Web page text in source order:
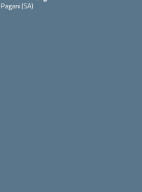
Pagani (SA)
— Visita la pagina iniziale della scuola